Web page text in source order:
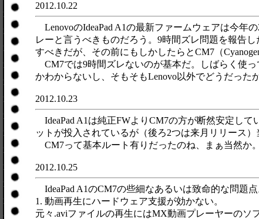
2012.10.22
LenovoのIdeaPad A1の最新ファームウェアは今年
レーと言うべきものだろう。9時間ズレ問題を報告
すべきだが、その前にもしかしたらとCM7（
CM7では9時間ズレないのが基本だ。しばらく使
かわからないし、そもそもLenovo以外でどうだった
2012.10.23
IdeaPad A1は純正FWよりCM7の方が断然安定して
ットが投入されているが（後ろ2つは来月リリース）
CM7って基本ルート有りだったのね、まぁ当然か
2012.10.25
IdeaPad A1のCM7の些細なあるいは致命的な問題点
1. 動画再生にハードウェア支援が効かない。
元々.aviファイルの再生にはMX動画プレーヤーのソ